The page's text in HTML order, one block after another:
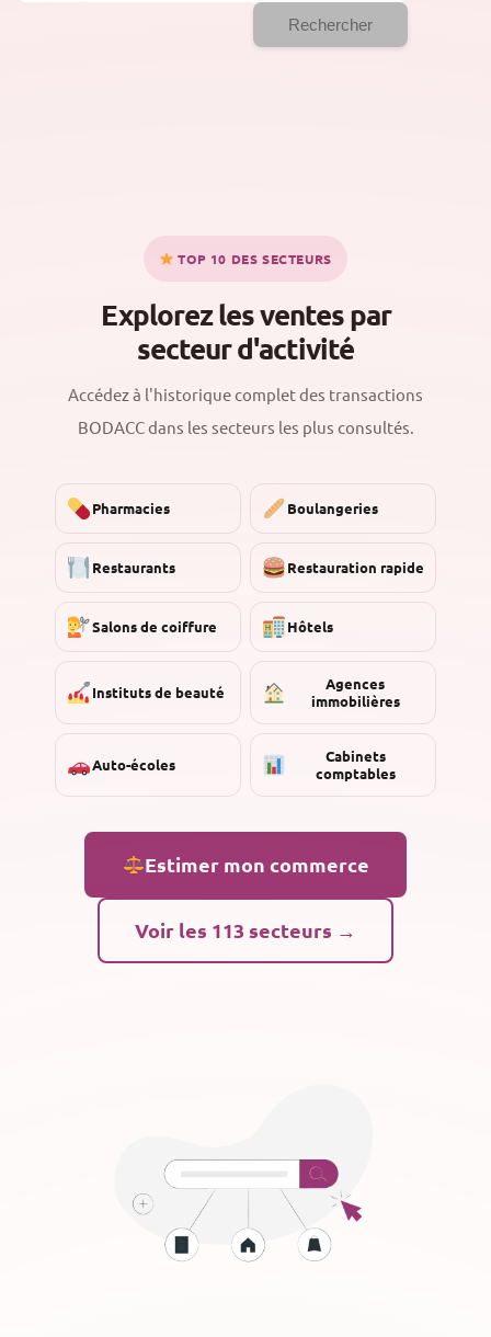
Rechercher
TOP 10 DES SECTEURS
Explorez les ventes par
secteur d'activité
Accédez à l'historique complet des transactions
BODACC dans les secteurs les plus consultés.
Pharmacies Boulangeries
Restaurants Restauration rapide
Salons de coiffure Hôtels
Instituts de beauté
Agences
immobilières
Auto-écoles
Cabinets
comptables
Estimer mon commerce
Voir les 113 secteurs →